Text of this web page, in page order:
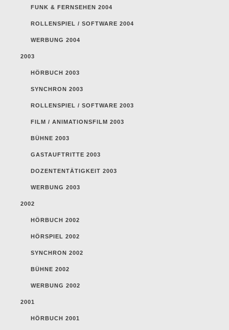
FUNK & FERNSEHEN 2004
ROLLENSPIEL / SOFTWARE 2004
WERBUNG 2004
2003
HÖRBUCH 2003
SYNCHRON 2003
ROLLENSPIEL / SOFTWARE 2003
FILM / ANIMATIONSFILM 2003
BÜHNE 2003
GASTAUFTRITTE 2003
DOZENTENTÄTIGKEIT 2003
WERBUNG 2003
2002
HÖRBUCH 2002
HÖRSPIEL 2002
SYNCHRON 2002
BÜHNE 2002
WERBUNG 2002
2001
HÖRBUCH 2001